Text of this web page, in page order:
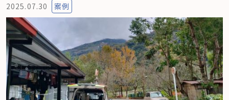
2025.07.30 案例